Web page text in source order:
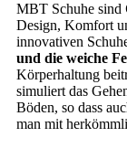
MBT Schuhe sind
Design, Komfort
innovativen
und die weiche
Körperhaltung
simuliert das
Böden, so dass
man mit